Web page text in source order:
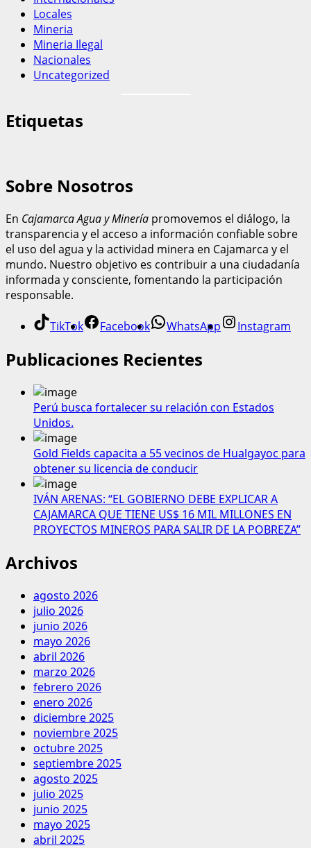
Locales
Mineria
Mineria Ilegal
Nacionales
Uncategorized
Etiquetas
Sobre Nosotros
En Cajamarca Agua y Minería promovemos el diálogo, la
transparencia y el acceso a información confiable sobre
el uso del agua y la actividad minera en Cajamarca y el
mundo. Nuestro objetivo es contribuir a una ciudadanía
informada y consciente, fomentando la participación
responsable.
TikTok Facebook WhatsApp Instagram
Publicaciones Recientes
Perú busca fortalecer su relación con Estados
Unidos.
Gold Fields capacita a 55 vecinos de Hualgayoc para
obtener su licencia de conducir
IVÁN ARENAS: “EL GOBIERNO DEBE EXPLICAR A
CAJAMARCA QUE TIENE US$ 16 MIL MILLONES EN
PROYECTOS MINEROS PARA SALIR DE LA POBREZA”
Archivos
agosto 2026
julio 2026
junio 2026
mayo 2026
abril 2026
marzo 2026
febrero 2026
enero 2026
diciembre 2025
noviembre 2025
octubre 2025
septiembre 2025
agosto 2025
julio 2025
junio 2025
mayo 2025
abril 2025